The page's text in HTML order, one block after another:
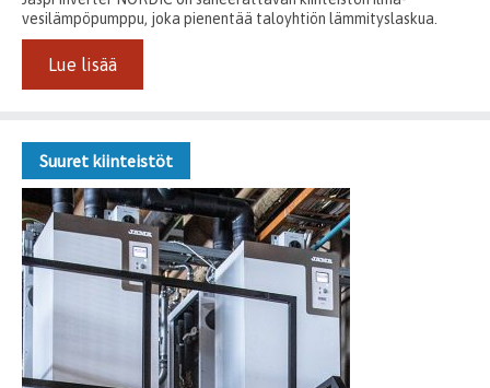
vesilämpöpumppu, joka pienentää taloyhtiön lämmityslaskua.
Lue lisää
Suuret kiinteistöt